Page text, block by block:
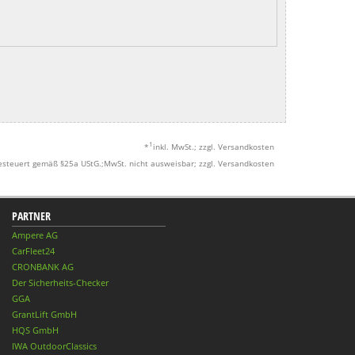
* 1 inkl. MwSt.; zzgl. Versandkosten
gemäß §25a UStG.;MwSt. nicht ausweisbar; zzgl. Versandkosten
PARTNER
Ampere AG
CarFleet24
CRONBANK AG
Der Sicherheits-Checker
GGA
GrantLift GmbH
HQS GmbH
IWA OutdoorClassics